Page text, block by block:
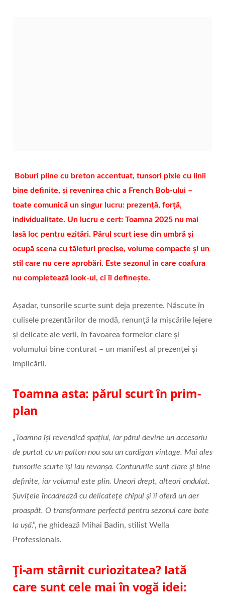
Boburi pline cu breton accentuat, tunsori pixie cu linii
bine definite, și revenirea chic a French Bob-ului –
toate comunică un singur lucru: prezență, forță,
individualitate. Un lucru e cert: Toamna 2025 nu mai
lasă loc pentru ezitări. Părul scurt iese din umbră și
ocupă scena cu tăieturi precise, volume compacte și un
stil care nu cere aprobări. Este sezonul în care coafura
nu completează look-ul, ci îl definește.
Așadar, tunsorile scurte sunt deja prezente. Născute în
culisele prezentărilor de modă, renunță la mișcările lejere
și delicate ale verii, în favoarea formelor clare și
volumului bine conturat – un manifest al prezenței și
implicării.
Toamna asta: părul scurt în prim-
plan
„Toamna își revendică spațiul, iar părul devine un accesoriu
de purtat cu un palton nou sau un cardigan vintage. Mai ales
tunsorile scurte își iau revanșa. Contururile sunt clare și bine
definite, iar volumul este plin. Uneori drept, alteori ondulat.
Șuvițele încadrează cu delicatețe chipul și îi oferă un aer
proaspăt. O transformare perfectă pentru sezonul care bate
la ușă.”, ne ghidează Mihai Badin, stilist Wella
Professionals.
Ți-am stârnit curiozitatea? Iată
care sunt cele mai în vogă idei: